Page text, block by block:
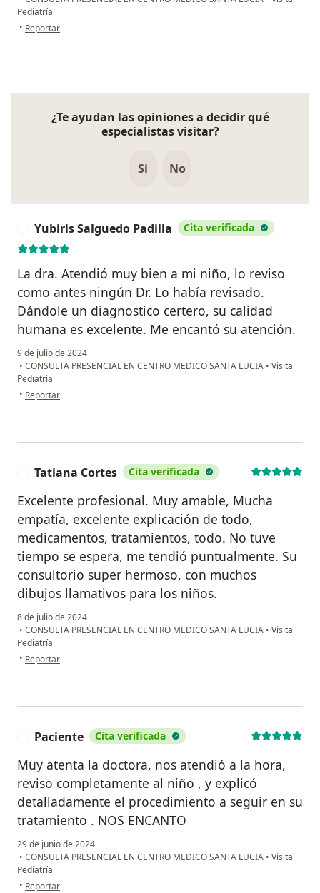
Pediatría
• en opinión del usuario Sofia
Reportar
¿Te ayudan las opiniones a decidir qué
especialistas visitar?
Si No
Yubiris Salguedo Padilla Cita verificada
La dra. Atendió muy bien a mi niño, lo reviso
como antes ningún Dr. Lo había revisado.
Dándole un diagnostico certero, su calidad
humana es excelente. Me encantó su atención.
9 de julio de 2024
• CONSULTA PRESENCIAL EN CENTRO MEDICO SANTA LUCIA • Visita
Pediatría
• en opinión del usuario Yubiris Salguedo Padilla
Reportar
Tatiana Cortes Cita verificada
Excelente profesional. Muy amable, Mucha
empatía, excelente explicación de todo,
medicamentos, tratamientos, todo. No tuve
tiempo se espera, me tendió puntualmente. Su
consultorio super hermoso, con muchos
dibujos llamativos para los niños.
8 de julio de 2024
• CONSULTA PRESENCIAL EN CENTRO MEDICO SANTA LUCIA • Visita
Pediatría
• en opinión del usuario Tatiana Cortes
Reportar
Paciente Cita verificada
Muy atenta la doctora, nos atendió a la hora,
reviso completamente al niño , y explicó
detalladamente el procedimiento a seguir en su
tratamiento . NOS ENCANTO
29 de junio de 2024
• CONSULTA PRESENCIAL EN CENTRO MEDICO SANTA LUCIA • Visita
Pediatría
• en opinión del usuario Paciente
Reportar